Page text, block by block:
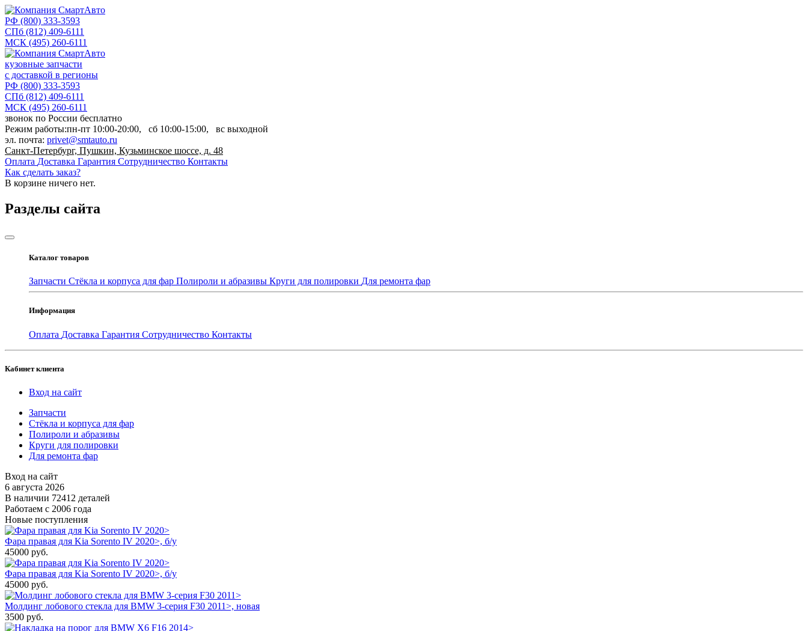
РФ (800) 333-3593
СПб (812) 409-6111
МСК (495) 260-6111
кузовные запчасти
с доставкой в регионы
РФ (800) 333-3593
СПб (812) 409-6111
МСК (495) 260-6111
звонок по России бесплатно
Режим работы:пн-пт 10:00-20:00, сб 10:00-15:00, вс выходной
эл. почта: privet@smtauto.ru
Санкт-Петербург, Пушкин, Кузьминское шоссе, д. 48
Оплата Доставка Гарантия Сотрудничество Контакты
Как сделать заказ?
В корзине ничего нет.
Разделы сайта
Каталог товаров
Запчасти Стёкла и корпуса для фар Полироли и абразивы Круги для полировки Для ремонта фар
Информация
Оплата Доставка Гарантия Сотрудничество Контакты
Кабинет клиента
Вход на сайт
Запчасти
Стёкла и корпуса для фар
Полироли и абразивы
Круги для полировки
Для ремонта фар
Вход на сайт
6 августа 2026
В наличии 72412 деталей
Работаем с 2006 года
Новые поступления
Фара правая для Kia Sorento IV 2020>, б/у
45000 руб.
Фара правая для Kia Sorento IV 2020>, б/у
45000 руб.
Молдинг лобового стекла для BMW 3-серия F30 2011>, новая
3500 руб.